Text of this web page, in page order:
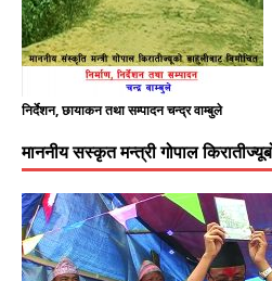
निर्देशन, छायाकन तथा सम्पादन चन्द्र वाम्बुले
माननीय सस्कृत मन्त्री गोपाल